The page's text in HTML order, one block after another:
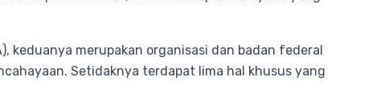
merupakan organisasi dan badan federal
Setidaknya terdapat lima hal khusus yang